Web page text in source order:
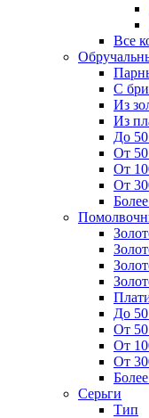
Все
С
Из
Из
До
От
От
От
До
От
От
От
Серьги
Тип